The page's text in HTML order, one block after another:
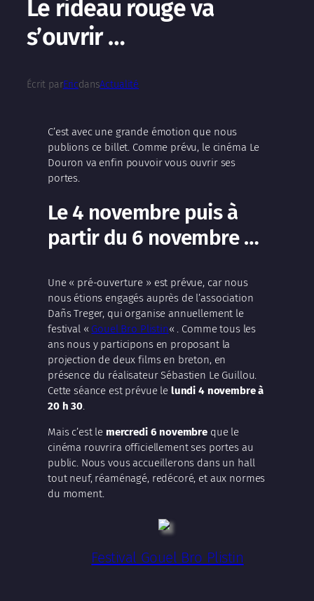
Le rideau rouge va
s’ouvrir …
Écrit parEricdansActualité
C’est avec une grande émotion que nous
publions ce billet. Comme prévu, le cinéma Le
Douron va enfin pouvoir vous ouvrir ses
portes.
Le 4 novembre puis à
partir du 6 novembre …
Une « pré-ouverture » est prévue, car nous
nous étions engagés auprès de l’association
Dañs Treger, qui organise annuellement le
festival « Gouel Bro Plistin« . Comme tous les
ans nous y participons en proposant la
projection de deux films en breton, en
présence du réalisateur Sébastien Le Guillou.
Cette séance est prévue le lundi 4 novembre à
20 h 30.
Mais c’est le mercredi 6 novembre que le
cinéma rouvrira officiellement ses portes au
public. Nous vous accueillerons dans un hall
tout neuf, réaménagé, redécoré, et aux normes
du moment.
Festival Gouel Bro Plistin